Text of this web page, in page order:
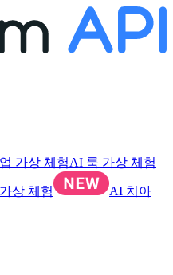
가상 체험AI 룩 가상 체험
상 체험 AI 치아